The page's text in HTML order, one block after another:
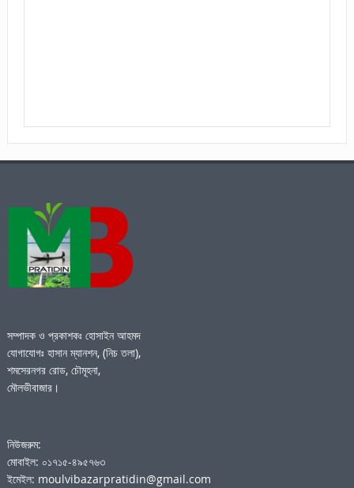
সম্পাদক ও প্রকাশকঃ হোসাইন আহমদ
যোগাযোগঃ হাসান ম্যানশন, (নিচ তলা),
শমসেরনগর রোড, চৌমূহনা,
মৌলভীবাজার।
নিউজরুম:
মোবাইল: ০১৭১৫-৪৯৫৭৬৩
ইমেইল: moulvibazarpratidin@gmail.com